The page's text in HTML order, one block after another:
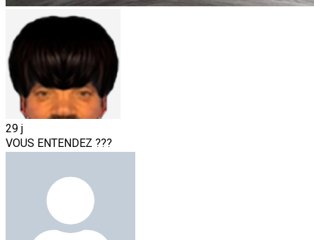
29 j
VOUS ENTENDEZ ???